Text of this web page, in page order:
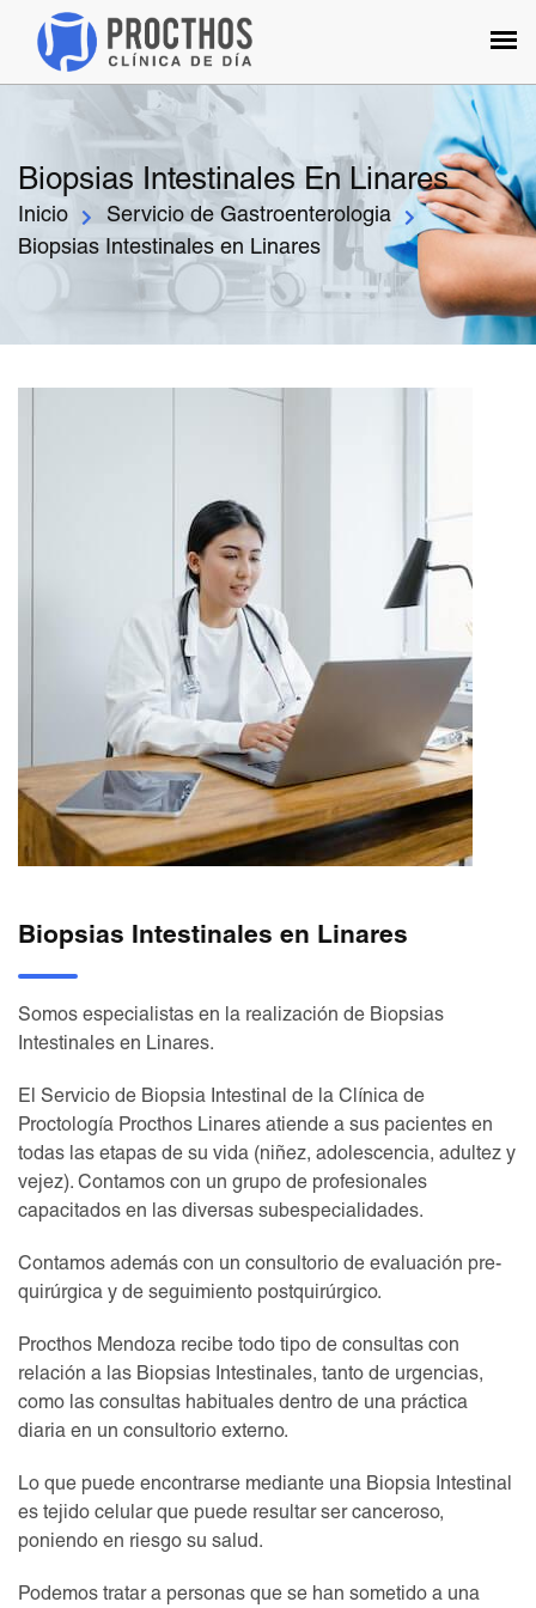
Biopsias Intestinales En Linares
Inicio
Servicio de Gastroenterologia
Biopsias Intestinales en Linares
Biopsias Intestinales en Linares
Somos especialistas en la realización de Biopsias
Intestinales en Linares.
El Servicio de Biopsia Intestinal de la Clínica de
Proctología Procthos Linares atiende a sus pacientes en
todas las etapas de su vida (niñez, adolescencia, adultez y
vejez). Contamos con un grupo de profesionales
capacitados en las diversas subespecialidades.
Contamos además con un consultorio de evaluación pre-
quirúrgica y de seguimiento postquirúrgico.
Procthos Mendoza recibe todo tipo de consultas con
relación a las Biopsias Intestinales, tanto de urgencias,
como las consultas habituales dentro de una práctica
diaria en un consultorio externo.
Lo que puede encontrarse mediante una Biopsia Intestinal
es tejido celular que puede resultar ser canceroso,
poniendo en riesgo su salud.
Podemos tratar a personas que se han sometido a una